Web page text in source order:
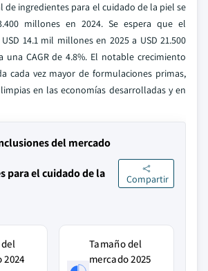
de ingredientes para el cuidado de la piel se
millones en 2024. Se espera que el
14.1 mil millones en 2025 a USD 21.500
una CAGR de 4.8%. El notable crecimiento
cada vez mayor de formulaciones primas,
en las economías desarrolladas y en
del mercado
para el cuidado de la Compartir
2024
Tamaño del
mercado 2025